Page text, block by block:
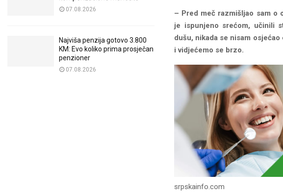
– Pred meč razmišljao sam o
je ispunjeno srećom, učinili
dušu, nikada se nisam
i vidjećemo se brzo.
srpskainfo.com
07.08.2026
Najviša penzija gotovo 3.800
KM: Evo koliko prima prosječan
penzioner
07.08.2026